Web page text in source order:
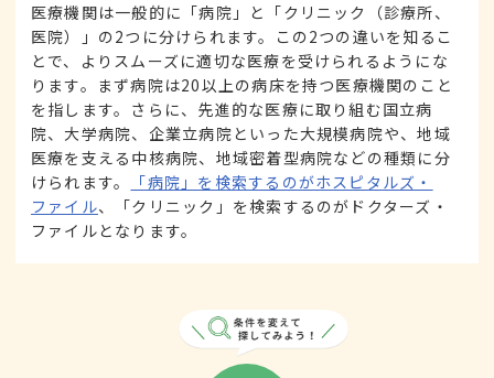
医療機関は一般的に「病院」と「クリニック（診療所、
医院）」の2つに分けられます。この2つの違いを知るこ
とで、よりスムーズに適切な医療を受けられるようにな
ります。まず病院は20以上の病床を持つ医療機関のこと
を指します。さらに、先進的な医療に取り組む国立病
院、大学病院、企業立病院といった大規模病院や、地域
医療を支える中核病院、地域密着型病院などの種類に分
けられます。
「病院」を検索するのがホスピタルズ・
ファイル、「クリニック」を検索するのがドクターズ・
ファイルとなります。